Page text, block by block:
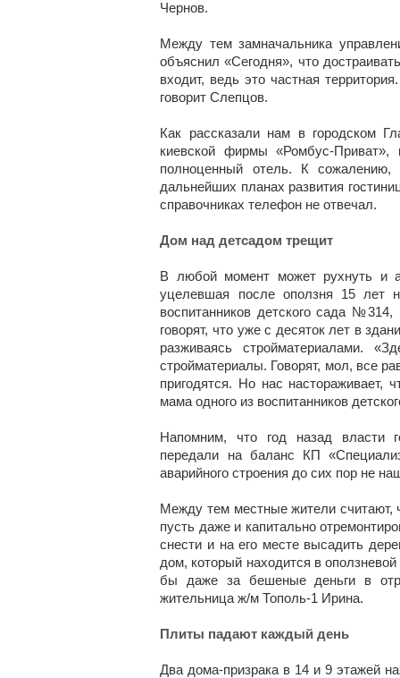
Чернов.
Между тем замначальника
объяснил «Сегодня», что
входит, ведь это частная
говорит Слепцов.
Как рассказали нам в городском
киевской фирмы «Ромбус-
полноценный отель. К
дальнейших планах развития
справочниках телефон не отвечал.
Дом над детсадом трещит
В любой момент может рухнуть и
уцелевшая после оползня 15 лет
воспитанников детского сада
говорят, что уже с десяток лет в
разживаясь стройматериалами.
стройматериалы. Говорят, мол, все
пригодятся. Но нас настораживает,
мама одного из воспитанников
Напомним, что год назад власти
передали на баланс КП
аварийного строения до сих пор не
Между тем местные жители считают,
пусть даже и капитально
снести и на его месте высадить
дом, который находится в
бы даже за бешеные деньги в
жительница ж/м Тополь-1 Ирина.
Плиты падают каждый день
Два дома-призрака в 14 и 9 этажей